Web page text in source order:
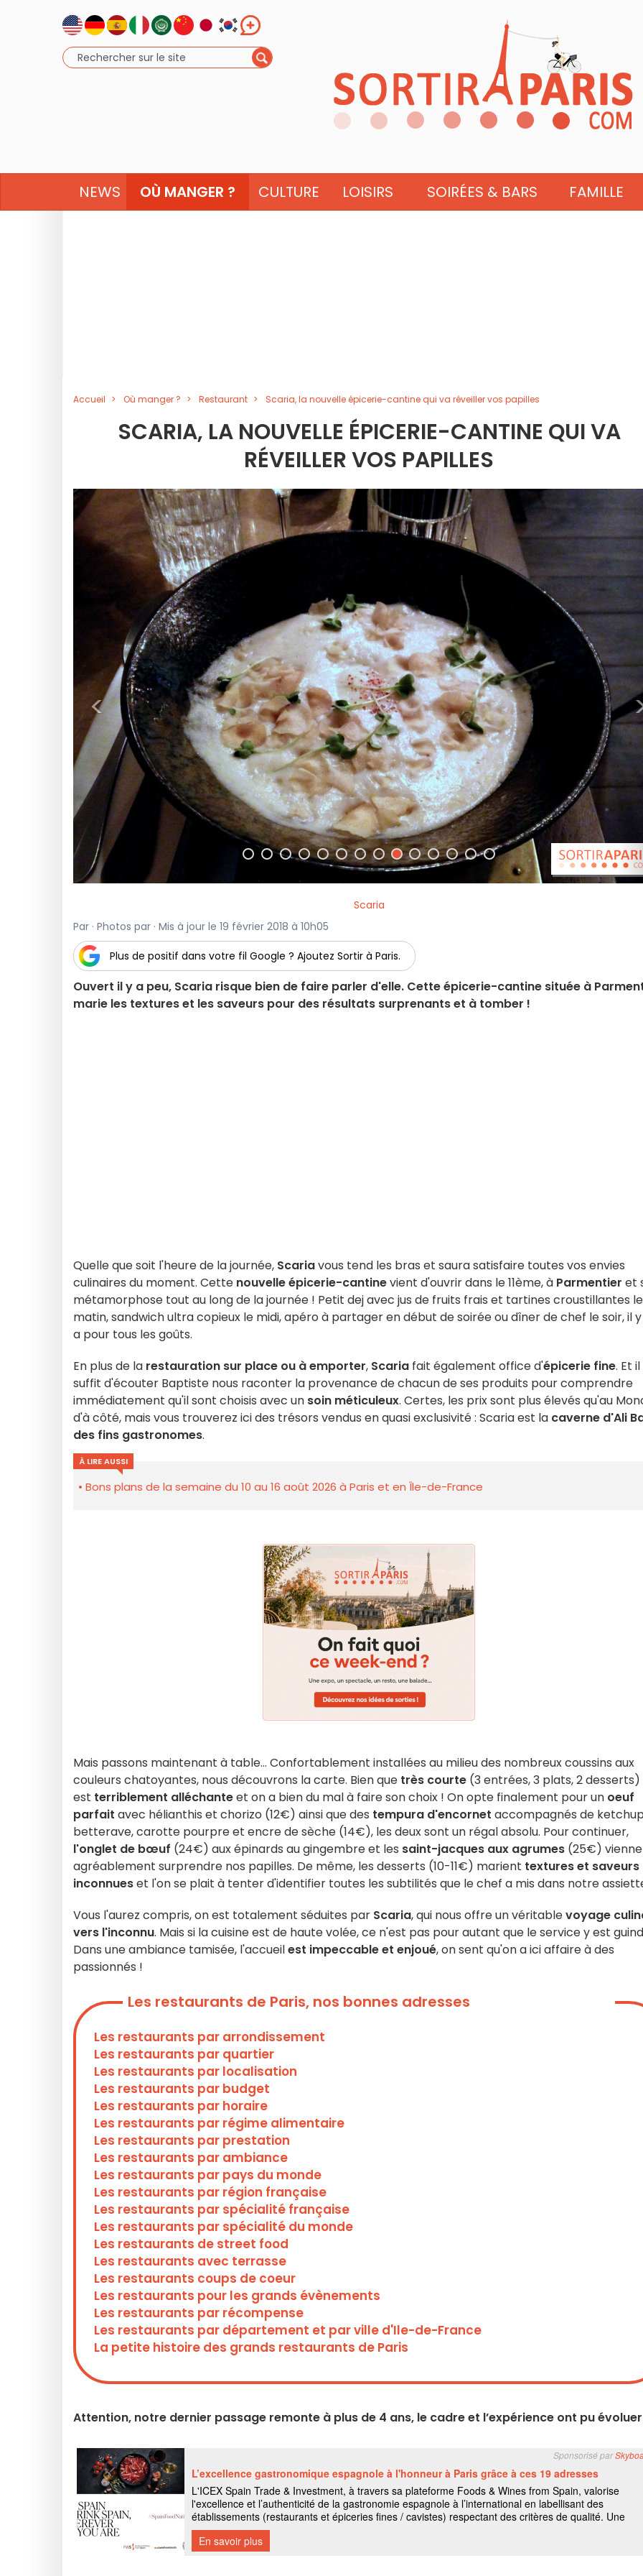
NEWS OÙ MANGER ? CULTURE LOISIRS SOIRÉES & BARS FAMILLE
Accueil Où manger ? Restaurant Scaria, la nouvelle épicerie-cantine qui va réveiller vos papilles
SCARIA, LA NOUVELLE ÉPICERIE-CANTINE QUI VA
RÉVEILLER VOS PAPILLES
<
Scaria
Par · Photos par · Mis à jour le 19 février 2018 à 10h05
Plus de positif dans votre fil Google ? Ajoutez Sortir à Paris.
Ouvert il y a peu, Scaria risque bien de faire parler d'elle. Cette épicerie-cantine située à
marie les textures et les saveurs pour des résultats surprenants et à tomber !
Quelle que soit l'heure de la journée, Scariavous tend les bras et saura satisfaire toutes vos envies
culinaires du moment. Cette nouvelle épicerie-cantinevient d'ouvrir dans le 11ème, à Parmentier et
métamorphose tout au long de la journée ! Petit dej avec jus de fruits frais et tartines croustillantes le
matin, sandwich ultra copieux le midi, apéro à partager en début de soirée ou dîner de chef le soir, il
a pour tous les goûts.
En plus de la restauration sur place ou à emporter, Scaria fait également office d'épicerie fine. Et il
suffit d'écouter Baptiste nous raconter la provenance de chacun de ses produits pour comprendre
immédiatement qu'il sont choisis avec un soin méticuleux. Certes, les prix sont plus élevés qu'au
d'à côté, mais vous trouverez ici des trésors vendus en quasi exclusivité : Scaria est la caverne d'Ali
des fins gastronomes.
À LIRE AUSSI
Bons plans de la semaine du 10 au 16 août 2026 à Paris et en Île-de-France
Mais passons maintenant à table... Confortablement installées au milieu des nombreux coussins aux
couleurs chatoyantes, nous découvrons la carte. Bien que très courte (3 entrées, 3 plats, 2
est terriblement alléchanteet on a bien du mal à faire son choix ! On opte finalement pour un oeuf
parfait avec hélianthis et chorizo (12€) ainsi que des tempura d'encornet accompagnés de
betterave, carotte pourpre et encre de sèche (14€), les deux sont un régal absolu. Pour continuer,
l'onglet de bœuf (24€) aux épinards au gingembre et les saint-jacques aux agrumes (25€)
agréablement surprendre nos papilles. De même, les desserts (10-11€) marient textures et saveurs
inconnueset l'on se plait à tenter d'identifier toutes les subtilités que le chef a mis dans notre
Vous l'aurez compris, on est totalement séduites par Scaria, qui nous offre un véritablevoyage
vers l'inconnu. Mais si la cuisine est de haute volée, ce n'est pas pour autant que le service y est
Dans une ambiance tamisée, l'accueilest impeccable et enjoué, on sent qu'on a ici affaire à des
passionnés !
Les restaurants de Paris, nos bonnes adresses
Les restaurants par arrondissement
Les restaurants par quartier
Les restaurants par localisation
Les restaurants par budget
Les restaurants par horaire
Les restaurants par régime alimentaire
Les restaurants par prestation
Les restaurants par ambiance
Les restaurants par pays du monde
Les restaurants par région française
Les restaurants par spécialité française
Les restaurants par spécialité du monde
Les restaurants de street food
Les restaurants avec terrasse
Les restaurants coups de coeur
Les restaurants pour les grands évènements
Les restaurants par récompense
Les restaurants par département et par ville d'Ile-de-France
La petite histoire des grands restaurants de Paris
Attention, notre dernier passage remonte à plus de 4 ans, le cadre et l’expérience ont pu